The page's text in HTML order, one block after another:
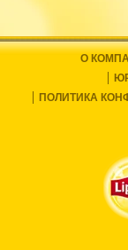
О
ПОЛИТИКА